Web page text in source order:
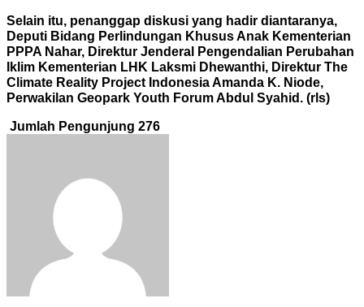
Selain itu, penanggap diskusi yang hadir diantaranya,
Deputi Bidang Perlindungan Khusus Anak Kementerian
PPPA Nahar, Direktur Jenderal Pengendalian Perubahan
Iklim Kementerian LHK Laksmi Dhewanthi, Direktur The
Climate Reality Project Indonesia Amanda K. Niode,
Perwakilan Geopark Youth Forum Abdul Syahid. (rls)
Jumlah Pengunjung 276